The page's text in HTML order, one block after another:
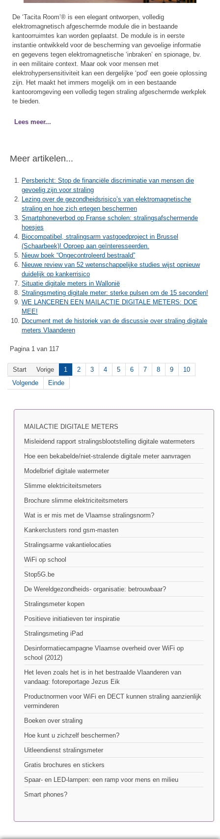
De ‘Tacita Room’® is een elegant ontworpen, volledig
elektromagnetisch afgeschermde module die in bestaande
kantoorruimtes kan worden geplaatst. De module is in eerste
instantie ontwikkeld voor de bescherming van gevoelige informatie
en gegevens tegen elektromagnetische ‘inbraken’ en spionage, bv.
in een militaire context. Maar ook voor mensen met
elektrohypersensitiviteit kan een dergelijke ‘pod’ een goeie oplossing
zijn. Het maakt het immers mogelijk om in een bestaande
kantooromgeving een volledig tegen straling afgeschermde werkplek
te bieden.
Lees meer...
Meer artikelen...
Persbericht: Stop de financiële discriminatie van mensen die
gevoelig zijn voor straling
Lezing over de gezondheidsrisico’s van elektromagnetische
straling en hoe zich ertegen beschermen
Smartphoneverbod op Franse scholen: stralingsafschermende
hoesjes
Biocompatibel, stralingsarm vastgoedproject in Brussel
(Schaarbeek)! Oproep aan geïnteresseerden.
Nieuw boek “Ongecontroleerd bestraald”
Nieuwe review van 52 wetenschappelijke studies wijst opnieuw
duidelijk op kankerrisico
Situatie digitale meters in Wallonië
Stralingsmeting digitale meter: sterke pulsen om de 15 seconden!
WE LANCEREN EEN MAILACTIE DIGITALE METERS: DOE
MEE!
Document met de historiek van de discussie over straling digitale
meters Vlaanderen
Pagina 1 van 117
Start Vorige 1 2 3 4 5 6 7 8 9
10
Volgende
Einde
MAILACTIE DIGITALE METERS
Misleidend rapport stralingsblootstelling digitale watermeters
Hoe een bekabelde/niet-stralende digitale meter aanvragen
Modelbrief digitale watermeter
Slimme elektriciteitsmeters
Brochure slimme elektriciteitsmeters
Wat is er mis met de Vlaamse stralingsnorm?
Kankerclusters rond gsm-masten
Stralingsarme vakantielocaties
WiFi op school
Stop5G.be
De Wereldgezondheids- organisatie: betrouwbaar?
Stralingsmeter kopen
Positieve initiatieven ter inspiratie
Stralingsmeting iPad
Desinformatiecampagne Vlaamse overheid over WiFi op
school (2012)
Het leven zoals het is in het bestraalde Vlaanderen van
vandaag: fotoreportage Jezus Eik
Productnormen voor WiFi en DECT kunnen straling aanzienlijk
verminderen
Boeken over straling
Hoe kunt u zichzelf beschermen?
Uitleendienst stralingsmeter
Gratis brochures en stickers
Spaar- en LED-lampen: een ramp voor mens en milieu
Smart phones?